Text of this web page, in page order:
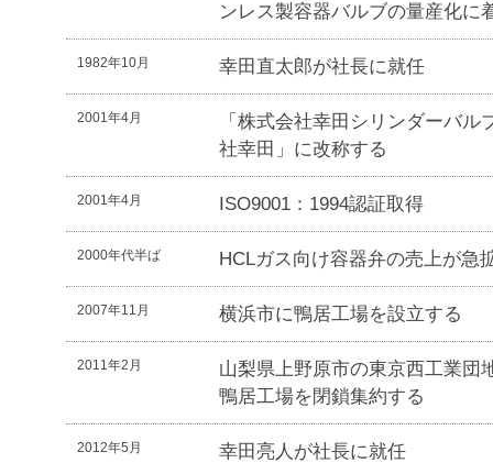
ンレス製容器バルブの量産化に
1982年10月 幸田直太郎が社長に就任
2001年4月
「株式会社幸田シリンダーバ
社幸田」に改称する
2001年4月 ISO9001：1994認証取得
2000年代半ば HCLガス向け容器弁の売上が急
2007年11月 横浜市に鴨居工場を設立する
2011年2月
山梨県上野原市の東京西工業団
鴨居工場を閉鎖集約する
2012年5月 幸田亮人が社長に就任